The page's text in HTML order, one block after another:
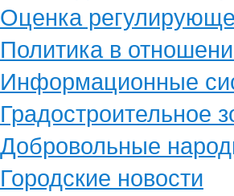
Оценка
Политика в
Информационные
Градостроительное
Добровольные
Городские новости